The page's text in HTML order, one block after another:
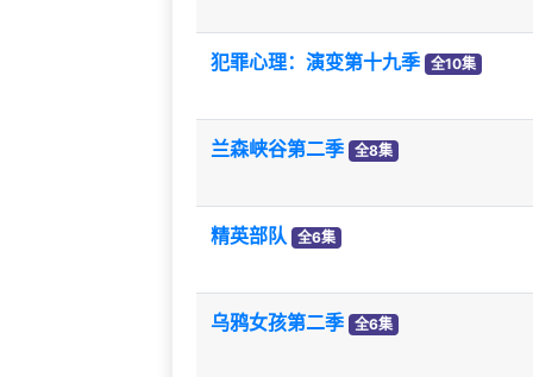
犯罪心理：演变第十九季 全10集
兰森峡谷第二季 全8集
精英部队 全6集
乌鸦女孩第二季 全6集